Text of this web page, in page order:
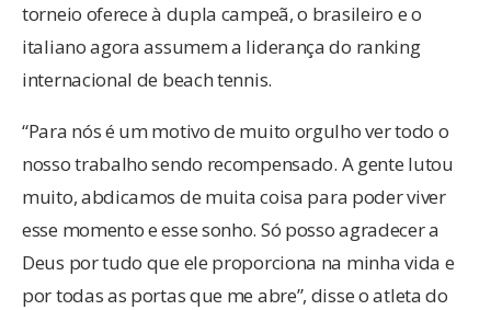
torneio oferece à dupla campeã, o brasileiro e o
italiano agora assumem a liderança do ranking
internacional de beach tennis.
“Para nós é um motivo de muito orgulho ver todo o
nosso trabalho sendo recompensado. A gente lutou
muito, abdicamos de muita coisa para poder viver
esse momento e esse sonho. Só posso agradecer a
Deus por tudo que ele proporciona na minha vida e
por todas as portas que me abre”, disse o atleta do